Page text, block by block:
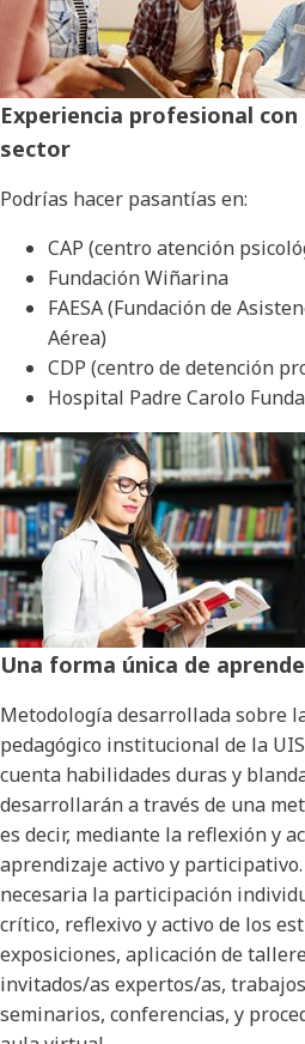
Experiencia profesional
sector
Podrías hacer pasantías en:
CAP (centro atención
Fundación Wiñarina
FAESA (Fundación de
Aérea)
CDP (centro de detención
Hospital Padre Carolo
Una forma única de
Metodología desarrollada sobre
pedagógico institucional de la
cuenta habilidades duras y
desarrollarán a través de una
es decir, mediante la reflexión y
aprendizaje activo y participativo.
necesaria la participación
crítico, reflexivo y activo de los
exposiciones, aplicación de
invitados/as expertos/as,
seminarios, conferencias, y